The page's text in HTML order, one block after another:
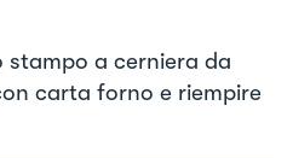
stampo a cerniera da
carta forno e riempire